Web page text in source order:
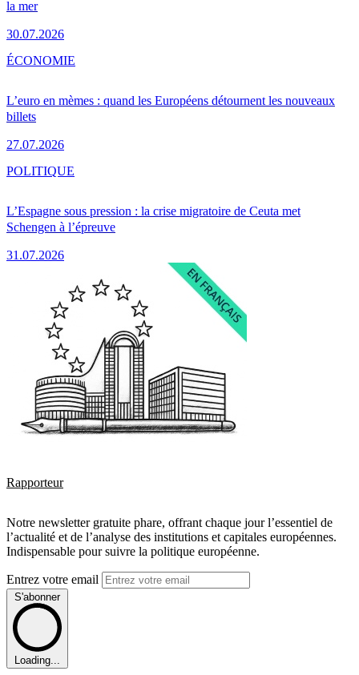
la mer
30.07.2026
L’euro en mèmes : quand les Européens détournent les nouveaux
billets
27.07.2026
ÉCONOMIE
L’Espagne sous pression : la crise migratoire de Ceuta met
Schengen à l’épreuve
31.07.2026
POLITIQUE
Rapporteur
Notre newsletter gratuite phare, offrant chaque jour l’essentiel de
l’actualité et de l’analyse des institutions et capitales européennes.
Indispensable pour suivre la politique européenne.
Entrez votre email
S'abonner
Loading...